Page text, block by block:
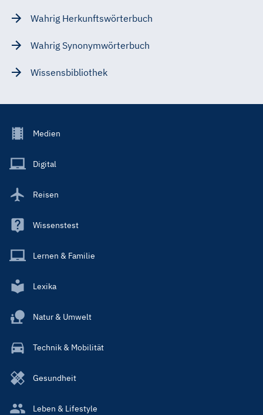
Wahrig Herkunftswörterbuch
Wahrig Synonymwörterbuch
Wissensbibliothek
Footer
Main
Medien
Digital
Reisen
Wissenstest
Lernen & Familie
Lexika
Natur & Umwelt
Technik & Mobilität
Gesundheit
Leben & Lifestyle